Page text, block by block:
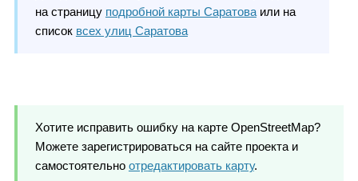
на страницу подробной карты Саратоваили на
список всех улиц Саратова
Хотите исправить ошибку на карте OpenStreetMap?
Можете зарегистрироваться на сайте проекта и
самостоятельно отредактировать карту.